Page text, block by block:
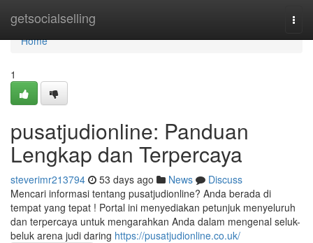
getsocialselling
Home
Home
1
pusatjudionline: Panduan
Lengkap dan Terpercaya
steverimr213794 53 days ago News
Discuss
Mencari informasi tentang pusatjudionline? Anda berada di
tempat yang tepat ! Portal ini menyediakan petunjuk menyeluruh
dan terpercaya untuk mengarahkan Anda dalam mengenal seluk-
beluk arena judi daring https://pusatjudionline.co.uk/